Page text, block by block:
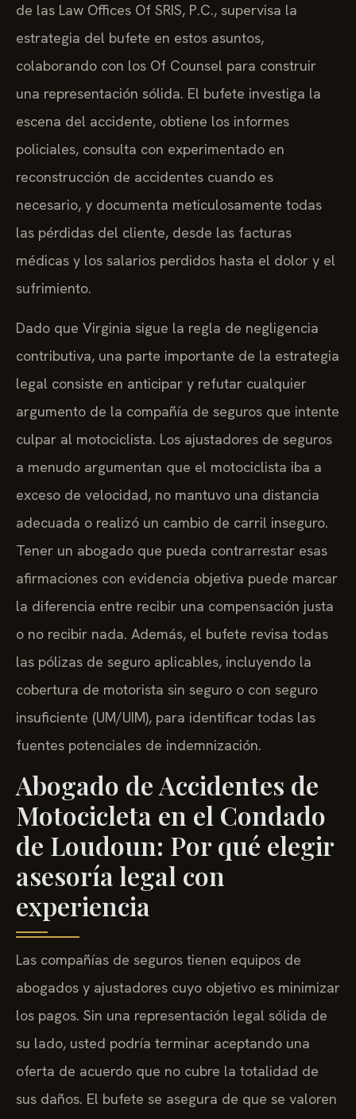
de las Law Offices Of SRIS, P.C., supervisa la
estrategia del bufete en estos asuntos,
colaborando con los Of Counsel para construir
una representación sólida. El bufete investiga la
escena del accidente, obtiene los informes
policiales, consulta con experimentado en
reconstrucción de accidentes cuando es
necesario, y documenta meticulosamente todas
las pérdidas del cliente, desde las facturas
médicas y los salarios perdidos hasta el dolor y el
sufrimiento.
Dado que Virginia sigue la regla de negligencia
contributiva, una parte importante de la estrategia
legal consiste en anticipar y refutar cualquier
argumento de la compañía de seguros que intente
culpar al motociclista. Los ajustadores de seguros
a menudo argumentan que el motociclista iba a
exceso de velocidad, no mantuvo una distancia
adecuada o realizó un cambio de carril inseguro.
Tener un abogado que pueda contrarrestar esas
afirmaciones con evidencia objetiva puede marcar
la diferencia entre recibir una compensación justa
o no recibir nada. Además, el bufete revisa todas
las pólizas de seguro aplicables, incluyendo la
cobertura de motorista sin seguro o con seguro
insuficiente (UM/UIM), para identificar todas las
fuentes potenciales de indemnización.
Abogado de Accidentes de
Motocicleta en el Condado
de Loudoun: Por qué elegir
asesoría legal con
experiencia
Las compañías de seguros tienen equipos de
abogados y ajustadores cuyo objetivo es minimizar
los pagos. Sin una representación legal sólida de
su lado, usted podría terminar aceptando una
oferta de acuerdo que no cubre la totalidad de
sus daños. El bufete se asegura de que se valoren